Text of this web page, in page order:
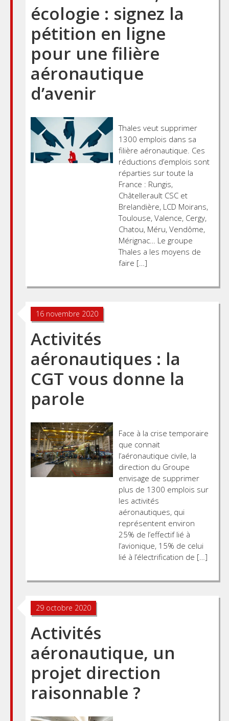
écologie : signez la
pétition en ligne
pour une filière
aéronautique
d’avenir
Thales veut supprimer
1300 emplois dans sa
filière aéronautique. Ces
réductions d’emplois sont
réparties sur toute la
France : Rungis,
Châtellerault CSC et
Brelandière, LCD Moirans,
Toulouse, Valence, Cergy,
Chatou, Méru, Vendôme,
Mérignac… Le groupe
Thales a les moyens de
faire […]
16 novembre 2020
Activités
aéronautiques : la
CGT vous donne la
parole
Face à la crise temporaire
que connait
l’aéronautique civile, la
direction du Groupe
envisage de supprimer
plus de 1300 emplois sur
les activités
aéronautiques, qui
représentent environ
25% de l’effectif lié à
l’avionique, 15% de celui
lié à l’électrification de […]
29 octobre 2020
Activités
aéronautique, un
projet direction
raisonnable ?